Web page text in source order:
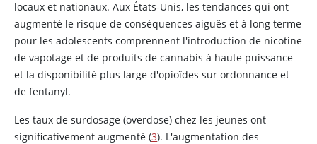
locaux et nationaux. Aux États-Unis, les tendances qui ont
augmenté le risque de conséquences aiguës et à long terme
pour les adolescents comprennent l'introduction de nicotine
de vapotage et de produits de cannabis à haute puissance
et la disponibilité plus large d'opioïdes sur ordonnance et
de fentanyl.
Les taux de surdosage (overdose) chez les jeunes ont
significativement augmenté (3). L'augmentation des